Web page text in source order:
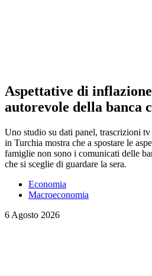
Aspettative di
autorevole della banca
Uno studio su dati panel, trascrizioni
in Turchia mostra che a spostare le
famiglie non sono i comunicati delle
che si sceglie di guardare la sera.
Economia
Macroeconomia
6 Agosto 2026